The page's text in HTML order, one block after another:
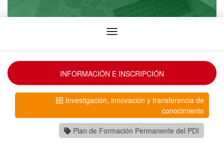
Idioma
INFORMACIÓN E INSCRIPCIÓN
Investigación, innovación y transferencia de
conocimiento
Plan de Formación Permanente del PDI